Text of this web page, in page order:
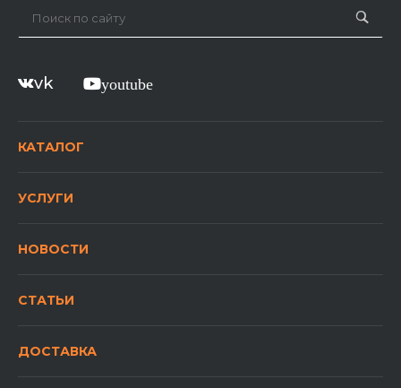
vk youtube
КАТАЛОГ
УСЛУГИ
НОВОСТИ
СТАТЬИ
ДОСТАВКА